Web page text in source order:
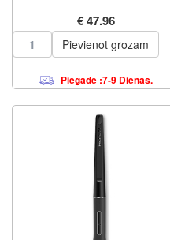
€ 47.96
Pievienot grozam
Piegāde :7-9 Dienas.